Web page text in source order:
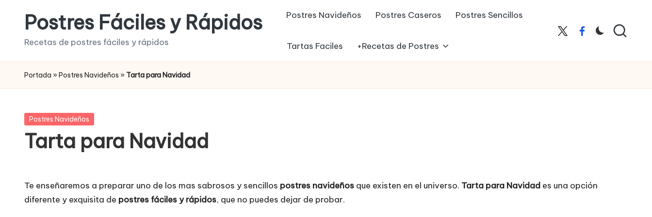
Postres Fáciles y Rápidos
Recetas de postres fáciles y rápidos
Postres Navideños Postres Caseros Postres Sencillos
Tartas Faciles +Recetas de Postres
X Facebook
Portada » Postres Navideños » Tarta para Navidad
Publicada
Postres Navideños
Tarta para Navidad
Te enseñaremos a preparar uno de los mas sabrosos y sencillos postres navideños que existen en el universo. Tarta para Navidad es una opción
diferente y exquisita de postres fáciles y rápidos, que no puedes dejar de probar.